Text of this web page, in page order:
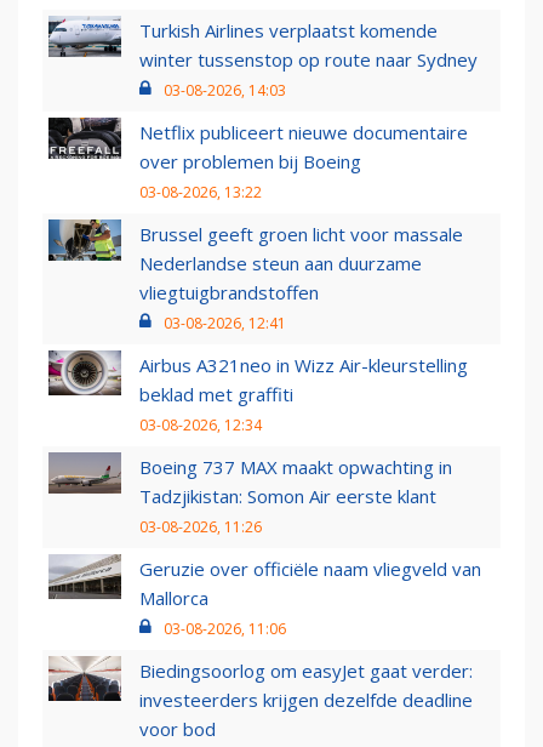
Turkish Airlines verplaatst komende
winter tussenstop op route naar Sydney
03-08-2026, 14:03
Netflix publiceert nieuwe documentaire
over problemen bij Boeing
03-08-2026, 13:22
Brussel geeft groen licht voor massale
Nederlandse steun aan duurzame
vliegtuigbrandstoffen
03-08-2026, 12:41
Airbus A321neo in Wizz Air-kleurstelling
beklad met graffiti
03-08-2026, 12:34
Boeing 737 MAX maakt opwachting in
Tadzjikistan: Somon Air eerste klant
03-08-2026, 11:26
Geruzie over officiële naam vliegveld van
Mallorca
03-08-2026, 11:06
Biedingsoorlog om easyJet gaat verder:
investeerders krijgen dezelfde deadline
voor bod